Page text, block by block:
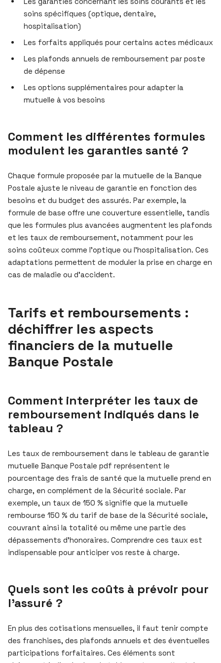
soins spécifiques (optique, dentaire,
hospitalisation)
Les forfaits appliqués pour certains actes médicaux
Les plafonds annuels de remboursement par poste
de dépense
Les options supplémentaires pour adapter la
mutuelle à vos besoins
Comment les différentes formules
modulent les garanties santé ?
Chaque formule proposée par la mutuelle de la Banque
Postale ajuste le niveau de garantie en fonction des
besoins et du budget des assurés. Par exemple, la
formule de base offre une couverture essentielle, tandis
que les formules plus avancées augmentent les plafonds
et les taux de remboursement, notamment pour les
soins coûteux comme l’optique ou l’hospitalisation. Ces
adaptations permettent de moduler la prise en charge en
cas de maladie ou d’accident.
Tarifs et remboursements :
déchiffrer les aspects
financiers de la mutuelle
Banque Postale
Comment interpréter les taux de
remboursement indiqués dans le
tableau ?
Les taux de remboursement dans le tableau de garantie
mutuelle Banque Postale pdf représentent le
pourcentage des frais de santé que la mutuelle prend en
charge, en complément de la Sécurité sociale. Par
exemple, un taux de 150 % signifie que la mutuelle
rembourse 150 % du tarif de base de la Sécurité sociale,
couvrant ainsi la totalité ou même une partie des
dépassements d’honoraires. Comprendre ces taux est
indispensable pour anticiper vos reste à charge.
Quels sont les coûts à prévoir pour
l’assuré ?
En plus des cotisations mensuelles, il faut tenir compte
des franchises, des plafonds annuels et des éventuelles
participations forfaitaires. Ces éléments sont